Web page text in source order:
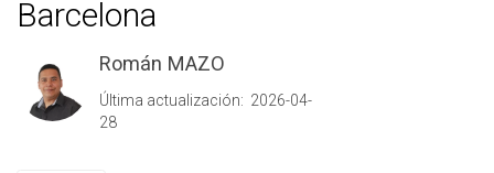
Barcelona
Román MAZO
Última actualización: 2026-04-
28